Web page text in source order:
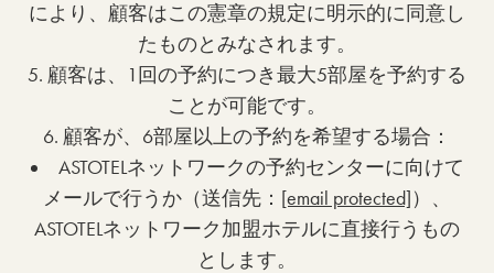
により、顧客はこの憲章の規定に明示的に同意し
たものとみなされます。
5. 顧客は、1回の予約につき最大5部屋を予約する
ことが可能です。
6. 顧客が、6部屋以上の予約を希望する場合：
ASTOTELネットワークの予約センターに向けて
メールで行うか（送信先： [email protected]）、
ASTOTELネットワーク加盟ホテルに直接行うもの
とします。